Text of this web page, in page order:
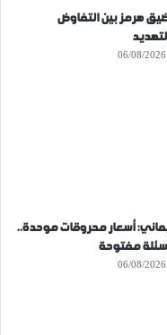
هرمز بين التفاوض
06/08/2026
أسعار محروقات موحدة..
مفتوحة
06/08/2026